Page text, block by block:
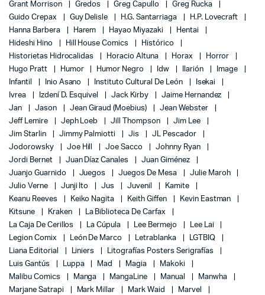
Grant Morrison
Gredos Greg Capullo
Greg Rucka
Guido Crepax
Guy Delisle H.G. Santarriaga
H.P. Lovecraft
Hanna Barbera
Harem Hayao Miyazaki
Hentai
Hideshi Hino
Hill House Comics
Histórico
Historietas Hidrocalidas
Horacio Altuna Horax
Horror
Hugo Pratt
Humor Humor Negro Idw Ilarión
Image
Infantil
Inio Asano Instituto Cultural De León
Isekai
Ivrea
Izdení D. Esquivel Jack Kirby
Jaime Hernandez
Jan
Jason Jean Giraud (Moebius)
Jean Webster
Jeff Lemire
Jeph Loeb Jill Thompson
Jim Lee
Jim Starlin
Jimmy Palmiotti Jis
JL Pescador
Jodorowsky
Joe Hill Joe Sacco
Johnny Ryan
Jordi Bernet
Juan Díaz Canales
Juan Giménez
Juanjo Guarnido
Juegos Juegos De Mesa
Julie Maroh
Julio Verne
Junji Ito Jus Juvenil
Kamite
Keanu Reeves
Keiko Nagita Keith Giffen
Kevin Eastman
Kitsune
Kraken
La Biblioteca De Carfax
La Caja De Cerillos
La Cúpula Lee Bermejo
Lee Lai
Legion Comix
León De Marco Letrablanka
LGTBIQ
Liana Editorial
Liniers
Litografías Posters Serigrafías
Luis Gantús
Luppa Mad Magia
Makoki
Malibu Comics
Manga MangaLine Manual
Manwha
Marjane Satrapi
Mark Millar Mark Waid
Marvel